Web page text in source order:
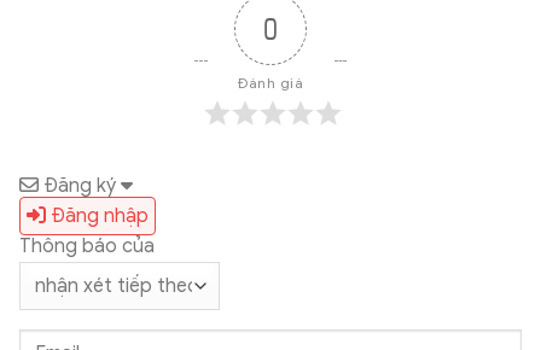
0
Đánh giá
Đăng ký
Đăng nhập
Thông báo của